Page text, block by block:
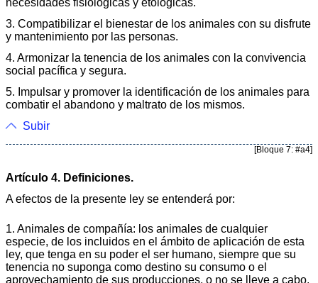
necesidades fisiológicas y etológicas.
3. Compatibilizar el bienestar de los animales con su disfrute
y mantenimiento por las personas.
4. Armonizar la tenencia de los animales con la convivencia
social pacífica y segura.
5. Impulsar y promover la identificación de los animales para
combatir el abandono y maltrato de los mismos.
Subir
[Bloque 7: #a4]
Artículo 4. Definiciones.
A efectos de la presente ley se entenderá por:
1. Animales de compañía: los animales de cualquier
especie, de los incluidos en el ámbito de aplicación de esta
ley, que tenga en su poder el ser humano, siempre que su
tenencia no suponga como destino su consumo o el
aprovechamiento de sus producciones, o no se lleve a cabo,